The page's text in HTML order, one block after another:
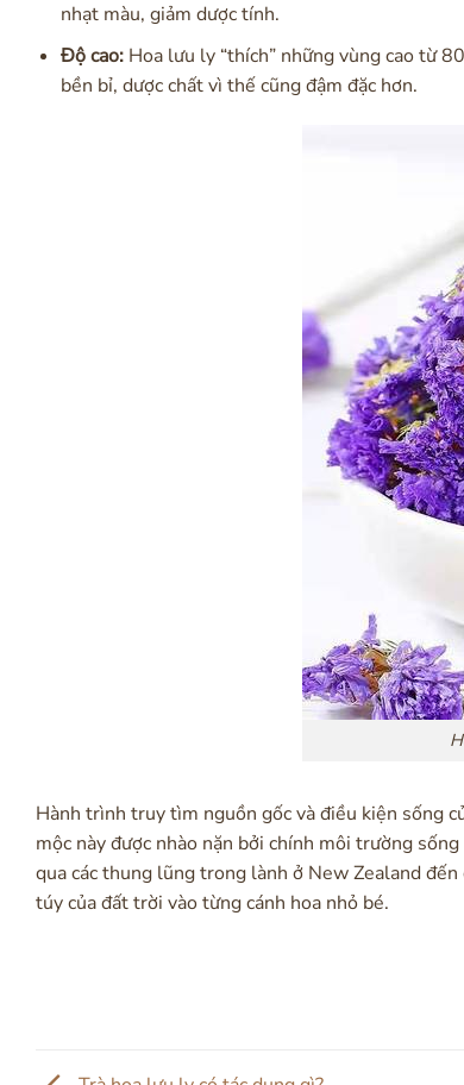
nhạt màu, giảm dược tính.
Độ cao:Hoa lưu ly “thích” những vùng cao từ
bền bỉ, dược chất vì thế cũng đậm đặc hơn.
Hành trình truy tìm nguồn gốc và điều kiện sống
mộc này được nhào nặn bởi chính môi trường
qua các thung lũng trong lành ở New Zealand
túy của đất trời vào từng cánh hoa nhỏ bé.